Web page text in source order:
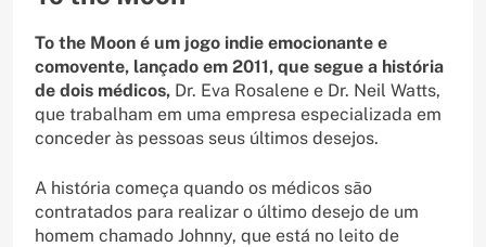
To the Moon é um jogo indie emocionante e
comovente, lançado em 2011, que segue a história
de dois médicos, Dr. Eva Rosalene e Dr. Neil Watts,
que trabalham em uma empresa especializada em
conceder às pessoas seus últimos desejos.
A história começa quando os médicos são
contratados para realizar o último desejo de um
homem chamado Johnny, que está no leito de